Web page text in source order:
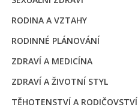
RODINA A VZTAHY
RODINNÉ PLÁNOVÁNÍ
ZDRAVÍ A MEDICÍNA
ZDRAVÍ A ŽIVOTNÍ STYL
TĚHOTENSTVÍ A RODIČOVSTVÍ